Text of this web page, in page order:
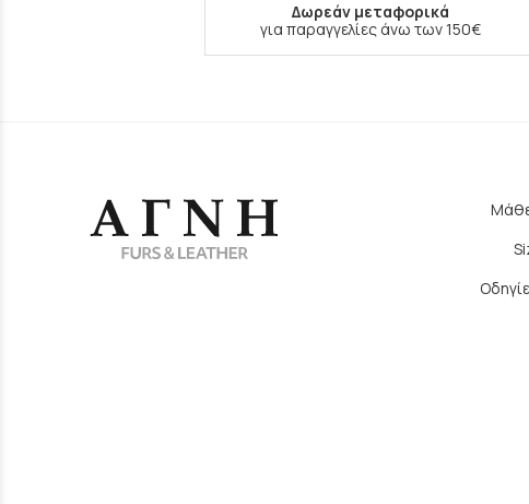
Δωρεάν μεταφορικά
για παραγγελίες άνω των 150€